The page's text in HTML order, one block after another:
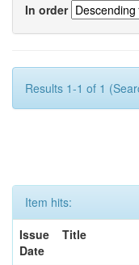
In order
Results 1-1 of 1
Item hits:
Issue
Date
Title